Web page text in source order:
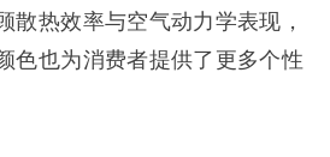
散热效率与空气动力学表现，
色也为消费者提供了更多个性